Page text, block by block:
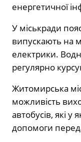
енергетичної
У міськради
випускають на
електрики.
регулярно
Житомирська
можливість
автобусів, які у
допомоги